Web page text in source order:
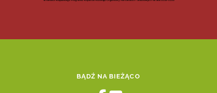
BĄDŹ NA BIEŻĄCO